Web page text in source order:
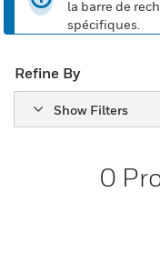
la barre de
spécifiques.
Refine By
Show Filters
0